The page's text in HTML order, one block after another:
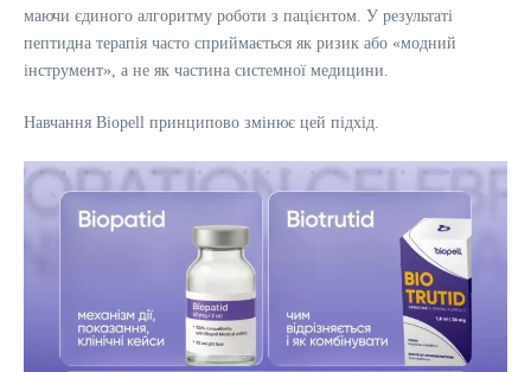
маючи єдиного алгоритму роботи з пацієнтом. У результаті
пептидна терапія часто сприймається як ризик або «модний
інструмент», а не як частина системної медицини.
Навчання Biopell принципово змінює цей підхід.